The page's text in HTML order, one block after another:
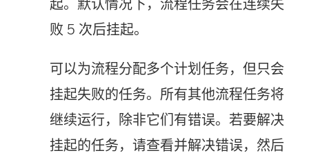
起。默认情况下，流程任务会在连续失
败 5 次后挂起。
可以为流程分配多个计划任务，但只会
挂起失败的任务。所有其他流程任务将
继续运行，除非它们有错误。若要解决
挂起的任务，请查看并解决错误，然后